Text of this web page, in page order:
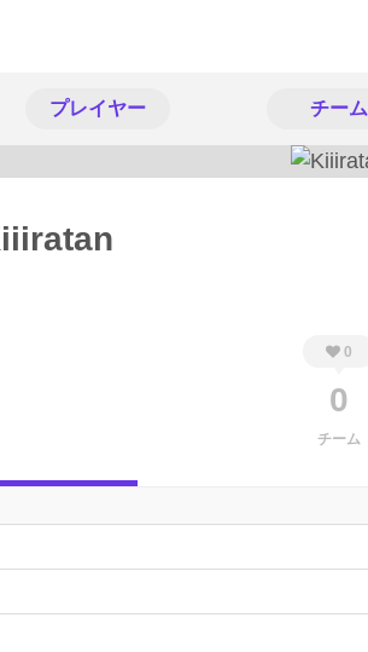
プレイヤー チーム
0
0
チーム